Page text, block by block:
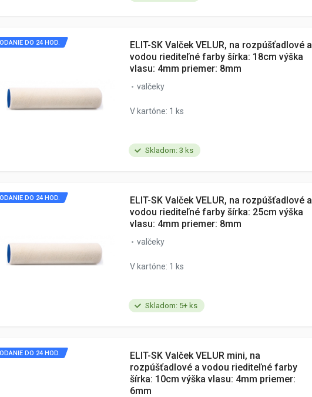
Skladom: 3 ks
DO 24 HOD.
ELIT-SK Valček VELUR, na rozpúšťadlové a
vodou riediteľné farby šírka: 18cm výška
vlasu: 4mm priemer: 8mm
valčeky
V kartóne: 1 ks
Skladom: 5+ ks
DO 24 HOD.
ELIT-SK Valček VELUR, na rozpúšťadlové a
vodou riediteľné farby šírka: 25cm výška
vlasu: 4mm priemer: 8mm
valčeky
V kartóne: 1 ks
DO 24 HOD.
ELIT-SK Valček VELUR mini, na
rozpúšťadlové a vodou riediteľné farby
šírka: 10cm výška vlasu: 4mm priemer:
6mm